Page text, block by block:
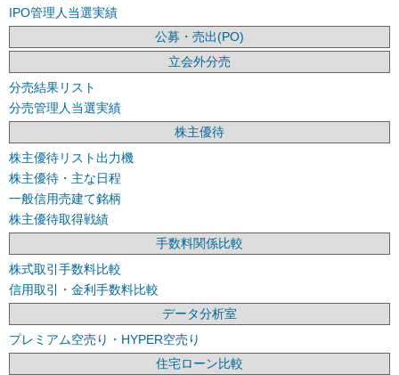
IPO管理人当選実績
公募・売出(PO)
立会外分売
分売結果リスト
分売管理人当選実績
株主優待
株主優待リスト出力機
株主優待・主な日程
一般信用売建て銘柄
株主優待取得戦績
手数料関係比較
株式取引手数料比較
信用取引・金利手数料比較
データ分析室
プレミアム空売り・HYPER空売り
住宅ローン比較